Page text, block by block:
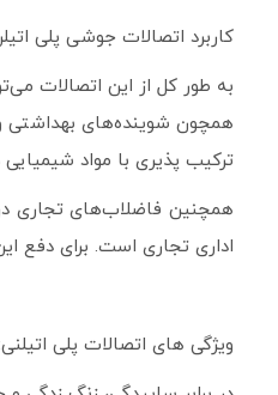
کاربرد اتصالات جوشی پلی
به طور کل از این اتصالات
همچون شوینده‌های بهداشتی و
ترکیب پذیری با مواد
همچنین فاضلاب‏‌های تجاری
اداری تجاری است. برای دفع
ويژگی های اتصالات پلی